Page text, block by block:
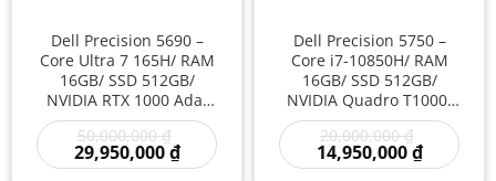
Dell Precision 5690 –
Core Ultra 7 165H/ RAM
16GB/ SSD 512GB/
NVIDIA RTX 1000 Ada/
16 inch – Laptop
Workstation Cao Cấp Đồ
Họa Kỹ Thuật Sáng Tạo
50,000,000₫
gốc
là:
29,950,000₫Giá
hiện
Dell Precision 5750 –
Core i7-10850H/ RAM
16GB/ SSD 512GB/
NVIDIA Quadro T1000/
17 inch – Laptop
Workstation Màn Hình
Lớn Đồ Họa Kỹ Thuật
20,000,000₫
gốc
là:
14,950,000₫Giá
hiện